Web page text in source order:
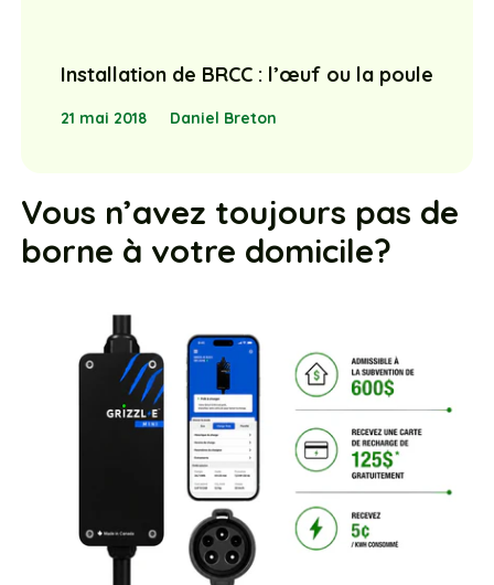
Installation de BRCC : l’œuf ou la poule
21 mai 2018 Daniel Breton
Vous n’avez toujours pas de
borne à votre domicile?